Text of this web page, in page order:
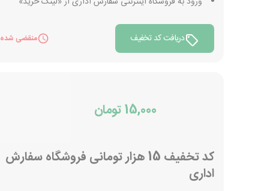
دریافت کد تخفیف منقضی شده
15,000 تومان
کد تخفیف 15 هزار تومانی فروشگاه سفارش
اداری